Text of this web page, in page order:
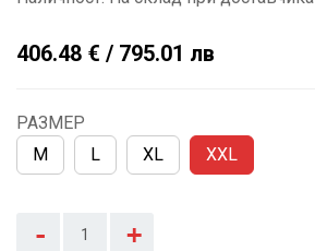
406.48 € / 795.01 лв
РАЗМЕР
M
L XL XXL
- +